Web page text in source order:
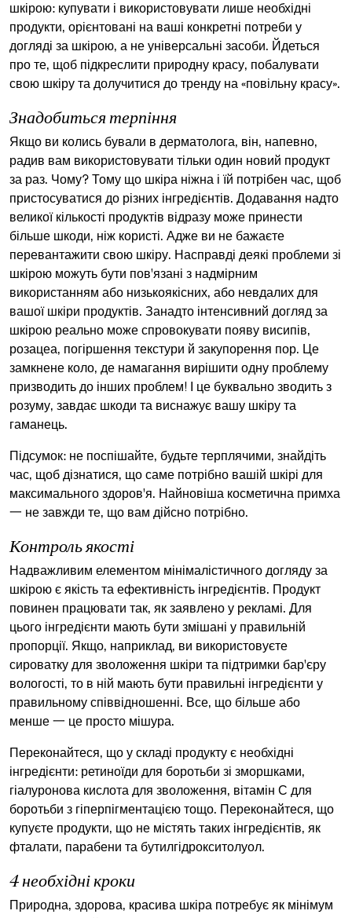
шкірою: купувати і використовувати лише необхідні
продукти, орієнтовані на ваші конкретні потреби у
догляді за шкірою, а не універсальні засоби. Йдеться
про те, щоб підкреслити природну красу, побалувати
свою шкіру та долучитися до тренду на «повільну красу».
Знадобиться терпіння
Якщо ви колись бували в дерматолога, він, напевно,
радив вам використовувати тільки один новий продукт
за раз. Чому? Тому що шкіра ніжна і їй потрібен час, щоб
пристосуватися до різних інгредієнтів. Додавання надто
великої кількості продуктів відразу може принести
більше шкоди, ніж користі. Адже ви не бажаєте
перевантажити свою шкіру. Насправді деякі проблеми зі
шкірою можуть бути пов'язані з надмірним
використанням або низькоякісних, або невдалих для
вашої шкіри продуктів. Занадто інтенсивний догляд за
шкірою реально може спровокувати появу висипів,
розацеа, погіршення текстури й закупорення пор. Це
замкнене коло, де намагання вирішити одну проблему
призводить до інших проблем! І це буквально зводить з
розуму, завдає шкоди та виснажує вашу шкіру та
гаманець.
Підсумок: не поспішайте, будьте терплячими, знайдіть
час, щоб дізнатися, що саме потрібно вашій шкірі для
максимального здоров'я. Найновіша косметична примха
一 не завжди те, що вам дійсно потрібно.
Контроль якості
Надважливим елементом мінімалістичного догляду за
шкірою є якість та ефективність інгредієнтів. Продукт
повинен працювати так, як заявлено у рекламі. Для
цього інгредієнти мають бути змішані у правильній
пропорції. Якщо, наприклад, ви використовуєте
сироватку для зволоження шкіри та підтримки бар'єру
вологості, то в ній мають бути правильні інгредієнти у
правильному співвідношенні. Все, що більше або
менше 一 це просто мішура.
Переконайтеся, що у складі продукту є необхідні
інгредієнти: ретиноїди для боротьби зі зморшками,
гіалуронова кислота для зволоження, вітамін С для
боротьби з гіперпігментацією тощо. Переконайтеся, що
купуєте продукти, що не містять таких інгредієнтів, як
фталати, парабени та бутилгідрокситолуол.
4 необхідні кроки
Природна, здорова, красива шкіра потребує як мінімум